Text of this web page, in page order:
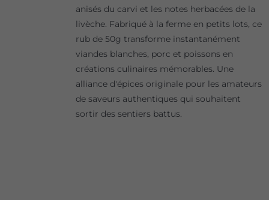
anisés du carvi et les notes herbacées de la
livèche. Fabriqué à la ferme en petits lots, ce
rub de 50g transforme instantanément
viandes blanches, porc et poissons en
créations culinaires mémorables. Une
alliance d'épices originale pour les amateurs
de saveurs authentiques qui souhaitent
sortir des sentiers battus.